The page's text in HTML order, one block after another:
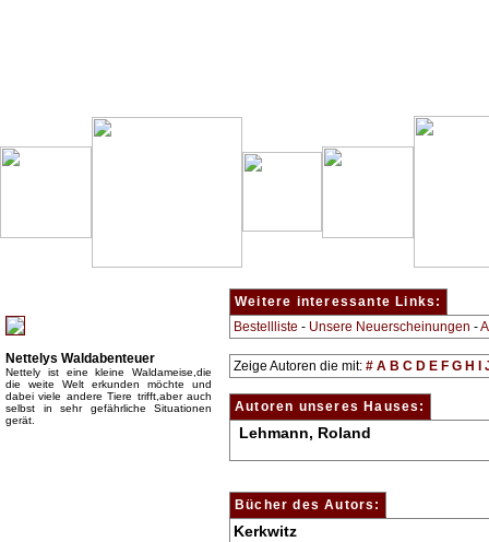
Nettelys Waldabenteuer
Nettely ist eine kleine Waldameise,die
die weite Welt erkunden möchte und
dabei viele andere Tiere trifft,aber auch
selbst in sehr gefährliche Situationen
gerät.
Weitere interessante Links:
Bestellliste - Unsere Neuerscheinungen -
Zeige Autoren die mit: # A B C D E F G H
Autoren unseres Hauses:
Lehmann, Roland
Bücher des Autors:
Kerkwitz